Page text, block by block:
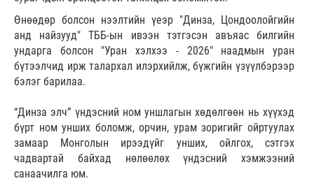
Өнөөдөр болсон нээлтийн үеэр "Динза, Цондоолойгийн
анд найзууд" ТББ-ын ивээн тэтгэсэн авъяас билгийн
ундарга болсон "Уран хэлхээ - 2026" наадмын уран
бүтээлчид ирж талархал илэрхийлж, бүжгийн үзүүлбэрээр
бэлэг барилаа.
“Динза элч” үндэсний ном уншлагын хөдөлгөөн нь хүүхэд
бүрт ном унших боломж, орчин, урам зоригийг ойртуулах
замаар Монголын ирээдүйг унших, ойлгох, сэтгэх
чадвартай байхад нөлөөлөх үндэсний хэмжээний
санаачилга юм.